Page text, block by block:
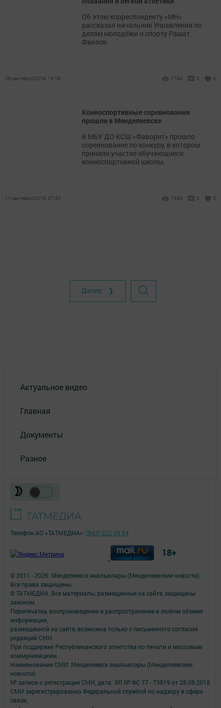
Об этом корреспонденту «МН»
рассказал начальник Управления по
делам молодёжи и спорту Рашат
Фаизов.
26 сентября 2018, 13:18 1704 0 0
Конноспортивные соревнования
прошли в Менделеевске
В МБУ ДО КСШ «Фаворит» прошло
соревнование по конкуру, в котором
приняли участие обучающиеся
конноспортивной школы.
11 сентября 2018, 07:30 1583 0 0
Далее ❯
Актуальное видео
Главная
Документы
Разное
© 2011 - 2026. Менделеевск яӊалыклары (Менделеевские новости).
Все права защищены.
© ТАТМЕДИА. Все материалы, размещенные на сайте, защищены
законом.
Перепечатка, воспроизведение и распространение в любом объеме
информации,
размещенной на сайте, возможна только с письменного согласия
редакций СМИ.
При поддержке Республиканского агентства по печати и массовым
коммуникациям.
Наименование СМИ: Менделеевск яӊалыклары (Менделеевские
новости)
№ записи о регистрации СМИ, дата: ЭЛ № ФС 77 - 73819 от 28.09.2018
СМИ зарегистрированно Федеральной службой по надзору в сфере
связи,
Телефон АО «ТАТМЕДИА»: (843) 222 09 84
; 18+